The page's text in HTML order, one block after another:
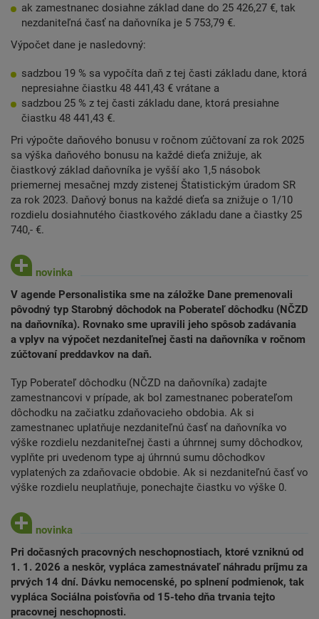
ak zamestnanec dosiahne základ dane do 25 426,27 €, tak
nezdaniteľná časť na daňovníka je 5 753,79 €.
Výpočet dane je nasledovný:
sadzbou 19 % sa vypočíta daň z tej časti základu dane, ktorá
nepresiahne čiastku 48 441,43 € vrátane a
sadzbou 25 % z tej časti základu dane, ktorá presiahne
čiastku 48 441,43 €.
Pri výpočte daňového bonusu v ročnom zúčtovaní za rok 2025
sa výška daňového bonusu na každé dieťa znižuje, ak
čiastkový základ daňovníka je vyšší ako 1,5 násobok
priemernej mesačnej mzdy zistenej Štatistickým úradom SR
za rok 2023. Daňový bonus na každé dieťa sa znižuje o 1/10
rozdielu dosiahnutého čiastkového základu dane a čiastky 25
740,- €.
V agende Personalistika sme na záložke Dane premenovali
pôvodný typ Starobný dôchodok na Poberateľ dôchodku (NČZD
na daňovníka). Rovnako sme upravili jeho spôsob zadávania
a vplyv na výpočet nezdaniteľnej časti na daňovníka v ročnom
zúčtovaní preddavkov na daň.
Typ Poberateľ dôchodku (NČZD na daňovníka) zadajte
zamestnancovi v prípade, ak bol zamestnanec poberateľom
dôchodku na začiatku zdaňovacieho obdobia. Ak si
zamestnanec uplatňuje nezdaniteľnú časť na daňovníka vo
výške rozdielu nezdaniteľnej časti a úhrnnej sumy dôchodkov,
vyplňte pri uvedenom type aj úhrnnú sumu dôchodkov
vyplatených za zdaňovacie obdobie. Ak si nezdaniteľnú časť vo
výške rozdielu neuplatňuje, ponechajte čiastku vo výške 0.
Pri dočasných pracovných neschopnostiach, ktoré vzniknú od
1. 1. 2026 a neskôr, vypláca zamestnávateľ náhradu príjmu za
prvých 14 dní. Dávku nemocenské, po splnení podmienok, tak
vypláca Sociálna poisťovňa od 15-teho dňa trvania tejto
pracovnej neschopnosti.